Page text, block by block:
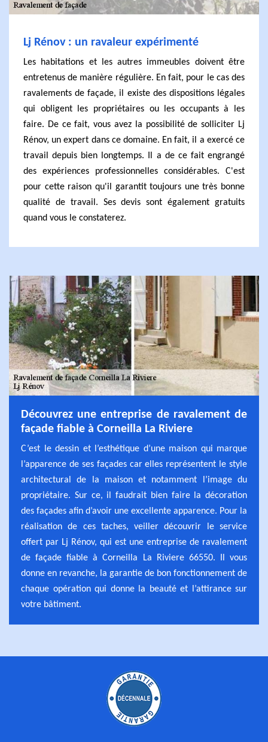
Lj Rénov : un ravaleur expérimenté
Les habitations et les autres immeubles doivent être
entretenus de manière régulière. En fait, pour le cas des
ravalements de façade, il existe des dispositions légales
qui obligent les propriétaires ou les occupants à les
faire. De ce fait, vous avez la possibilité de solliciter Lj
Rénov, un expert dans ce domaine. En fait, il a exercé ce
travail depuis bien longtemps. Il a de ce fait engrangé
des expériences professionnelles considérables. C'est
pour cette raison qu'il garantit toujours une très bonne
qualité de travail. Ses devis sont également gratuits
quand vous le constaterez.
Découvrez une entreprise de ravalement de
façade fiable à Corneilla La Riviere
C’est le dessin et l’esthétique d’une maison qui marque
l’apparence de ses façades car elles représentent le style
architectural de la maison et notamment l’image du
propriétaire. Sur ce, il faudrait bien faire la décoration
des façades afin d’avoir une excellente apparence. Pour la
réalisation de ces taches, veiller découvrir le service
offert par Lj Rénov, qui est une entreprise de ravalement
de façade fiable à Corneilla La Riviere 66550. Il vous
donne en revanche, la garantie de bon fonctionnement de
chaque opération qui donne la beauté et l’attirance sur
votre bâtiment.